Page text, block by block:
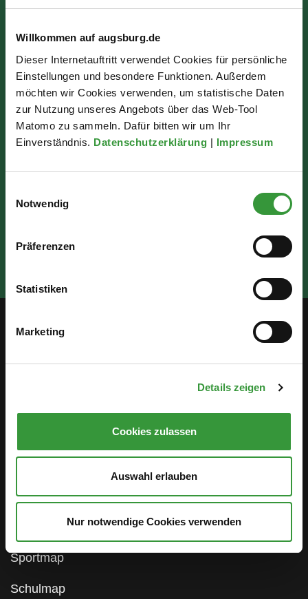
Willkommen auf augsburg.de
Dieser Internetauftritt verwendet Cookies für persönliche
Einstellungen und besondere Funktionen. Außerdem
möchten wir Cookies verwenden, um statistische Daten
zur Nutzung unseres Angebots über das Web-Tool
Matomo zu sammeln. Dafür bitten wir um Ihr
Einverständnis. Datenschutzerklärung | Impressum
Notwendig
Präferenzen
Statistiken
Marketing
Details zeigen
Cookies zulassen
Auswahl erlauben
Nur notwendige Cookies verwenden
Antidiskriminierung
Gleichstellungsstelle
Sportmap
Schulmap
Wir sind für Sie da:
Mo - Mi: 07:30 - 16:30 Uhr
Do: 07:30 - 17:30 Uhr
Fr: 07:30 - 12:00 Uhr